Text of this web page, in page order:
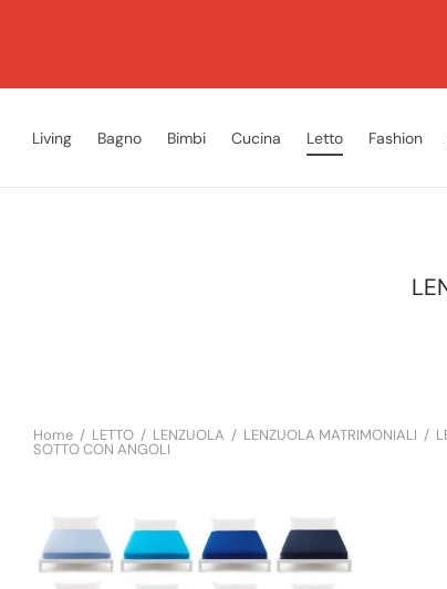
Living Bagno Bimbi Cucina Letto Fashion
Home / LETTO / LENZUOLA / LENZUOLA MATRIMONIALI /
SOTTO CON ANGOLI